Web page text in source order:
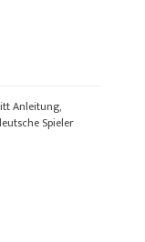
Anleitung,
Spieler